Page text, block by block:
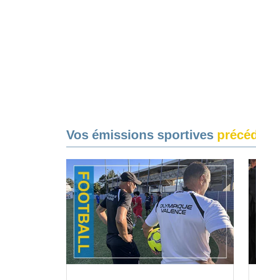
Vos émissions sportives